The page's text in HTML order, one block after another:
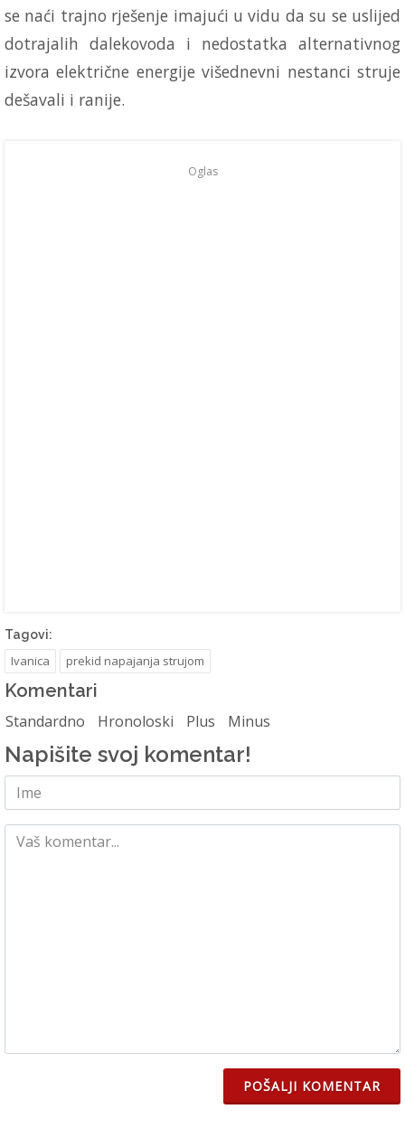
se naći trajno rješenje imajući u vidu da su se uslijed
dotrajalih dalekovoda i nedostatka alternativnog
izvora električne energije višednevni nestanci struje
dešavali i ranije.
Oglas
Tagovi:
Ivanica prekid napajanja strujom
Komentari
Standardno Hronoloski Plus Minus
Napišite svoj komentar!
POŠALJI KOMENTAR